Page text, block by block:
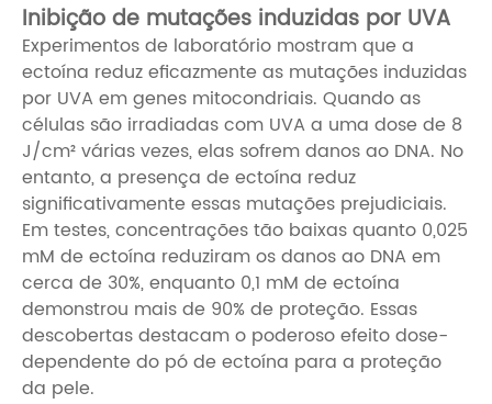
Inibição de mutações induzidas por UVA
Experimentos de laboratório mostram que a
ectoína reduz eficazmente as mutações induzidas
por UVA em genes mitocondriais. Quando as
células são irradiadas com UVA a uma dose de 8
J/cm² várias vezes, elas sofrem danos ao DNA. No
entanto, a presença de ectoína reduz
significativamente essas mutações prejudiciais.
Em testes, concentrações tão baixas quanto 0,025
mM de ectoína reduziram os danos ao DNA em
cerca de 30%, enquanto 0,1 mM de ectoína
demonstrou mais de 90% de proteção. Essas
descobertas destacam o poderoso efeito dose-
dependente do pó de ectoína para a proteção
da pele.